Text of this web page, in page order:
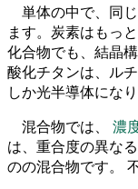
単体の中で、同じ
ます。炭素はもっ
化合物でも、結晶
酸化チタンは、ル
しか光半導体になり
混合物では、 濃
は、重合度の異な
のの混合物です。